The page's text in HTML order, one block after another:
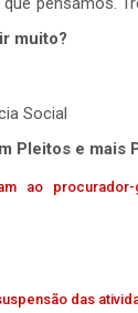
muito?
Social
Pleitos e mais
ao
das